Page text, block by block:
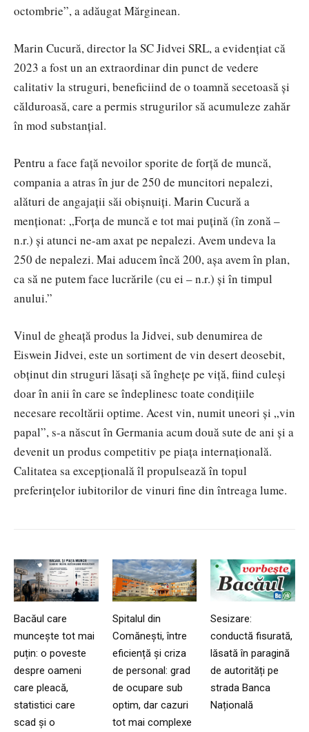
octombrie”, a adăugat Mărginean.
Marin Cucură, director la SC Jidvei SRL, a evidențiat că
2023 a fost un an extraordinar din punct de vedere
calitativ la struguri, beneficiind de o toamnă secetoasă și
călduroasă, care a permis strugurilor să acumuleze zahăr
în mod substanțial.
Pentru a face față nevoilor sporite de forță de muncă,
compania a atras în jur de 250 de muncitori nepalezi,
alături de angajații săi obișnuiți. Marin Cucură a
menționat: „Forța de muncă e tot mai puțină (în zonă –
n.r.) și atunci ne-am axat pe nepalezi. Avem undeva la
250 de nepalezi. Mai aducem încă 200, așa avem în plan,
ca să ne putem face lucrările (cu ei – n.r.) și în timpul
anului.”
Vinul de gheață produs la Jidvei, sub denumirea de
Eiswein Jidvei, este un sortiment de vin desert deosebit,
obținut din struguri lăsați să înghețe pe viță, fiind culeși
doar în anii în care se îndeplinesc toate condițiile
necesare recoltării optime. Acest vin, numit uneori și „vin
papal”, s-a născut în Germania acum două sute de ani și a
devenit un produs competitiv pe piața internațională.
Calitatea sa excepțională îl propulsează în topul
preferințelor iubitorilor de vinuri fine din întreaga lume.
Bacăul care
muncește tot mai
puțin: o poveste
despre oameni
care pleacă,
statistici care
scad și o
Spitalul din
Comănești, între
eficiență și criza
de personal: grad
de ocupare sub
optim, dar cazuri
tot mai complexe
Sesizare:
conductă fisurată,
lăsată în paragină
de autorități pe
strada Banca
Națională